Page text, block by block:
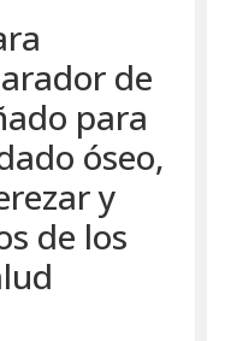
de
para
óseo,
y
de los